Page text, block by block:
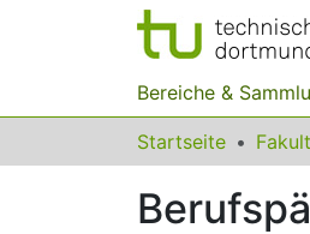
Bereiche &
Startseite